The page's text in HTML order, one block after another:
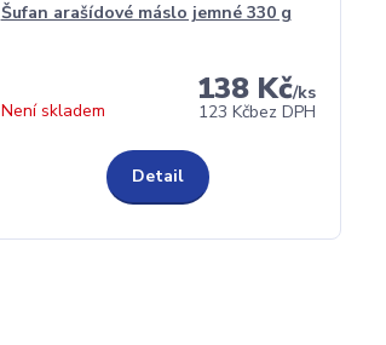
Šufan arašídové máslo jemné 330 g
138 Kč/ks
123 Kčbez DPH
Není skladem
Detail